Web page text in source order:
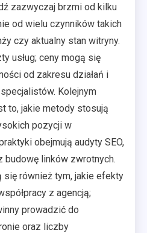
zazwyczaj brzmi od kilku
od wielu czynników takich
czy aktualny stan witryny.
usług; ceny mogą się
od zakresu działań i
Kolejnym
to, jakie metody stosują
pozycji w
obejmują audyty SEO,
budowę linków zwrotnych.
również tym, jakie efekty
z agencją;
prowadzić do
oraz liczby